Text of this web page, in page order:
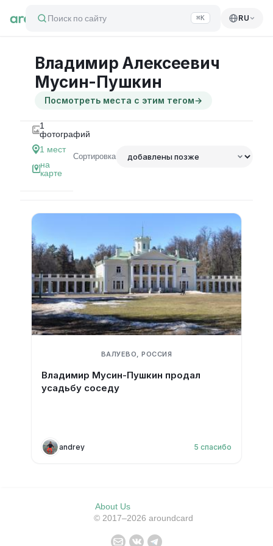
Поиск по сайту ⌘K RU
Владимир Алексеевич
Мусин-Пушкин
Посмотреть места с этим тегом→
1
фотографий
1 мест
на
карте
Сортировка
ВАЛУЕВО, РОССИЯ
Владимир Мусин-Пушкин продал
усадьбу соседу
andrey 5 спасибо
About Us
© 2017–2026 aroundcard